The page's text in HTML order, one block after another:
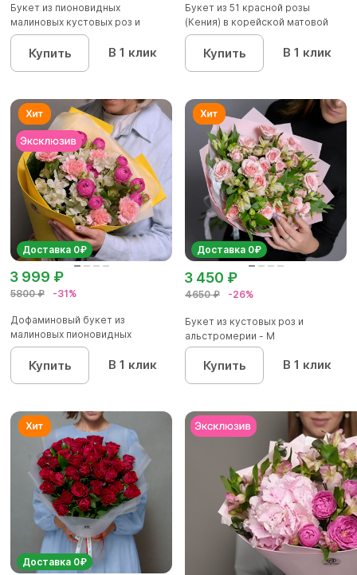
Букет из пионовидных
малиновых кустовых роз и
альстроме...
Купить В 1 клик
Букет из 51 красной розы
(Кения) в корейской матовой
уп...
Купить В 1 клик
Доставка 0₽
5800 ₽ -31%
3 999 ₽
Дофаминовый букет из
малиновых пионовидных
кустовых роз...
Купить В 1 клик
Доставка 0₽
4650 ₽ -26%
3 450 ₽
Букет из кустовых роз и
альстромерии - М
Купить В 1 клик
Доставка 0₽